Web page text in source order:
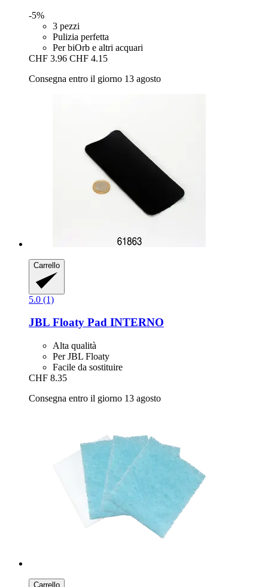
-5%
3 pezzi
Pulizia perfetta
Per biOrb e altri acquari
CHF 3.96 CHF 4.15
Consegna entro il giorno 13 agosto
Carrello
5.0 (1)
JBL Floaty Pad INTERNO
Alta qualità
Per JBL Floaty
Facile da sostituire
CHF 8.35
Consegna entro il giorno 13 agosto
Carrello